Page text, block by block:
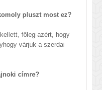
pluszt most ez?
főleg azért, hogy
várjuk a szerdai
címre?